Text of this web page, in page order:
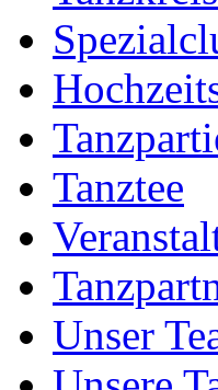
Tanztee
Unser